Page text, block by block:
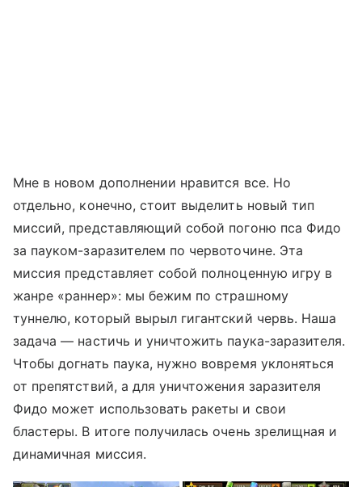
Мне в новом дополнении нравится все. Но
отдельно, конечно, стоит выделить новый тип
миссий, представляющий собой погоню пса Фидо
за пауком-заразителем по червоточине. Эта
миссия представляет собой полноценную игру в
жанре «раннер»: мы бежим по страшному
туннелю, который вырыл гигантский червь. Наша
задача — настичь и уничтожить паука-заразителя.
Чтобы догнать паука, нужно вовремя уклоняться
от препятствий, а для уничтожения заразителя
Фидо может использовать ракеты и свои
бластеры. В итоге получилась очень зрелищная и
динамичная миссия.